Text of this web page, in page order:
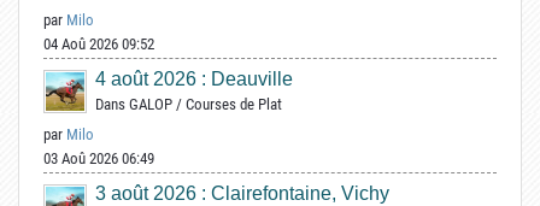
par Milo
04 Aoû 2026 09:52
4 août 2026 : Deauville
Dans GALOP / Courses de Plat
par Milo
03 Aoû 2026 06:49
3 août 2026 : Clairefontaine, Vichy